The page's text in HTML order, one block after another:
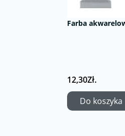
Farba
12,30Zł.
Do koszyka